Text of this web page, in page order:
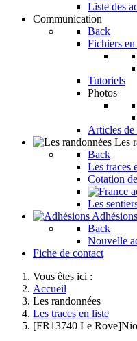
Liste des
Communication
Back
Fichiers
Tutoriels
Photos
Articles de
Les
Back
Les traces
Cotation
Les
Adhésions
Back
Nouvelle
Fiche de contact
Vous êtes ici :
Accueil
Les randonnées
Les traces en liste
[FR13740 Le